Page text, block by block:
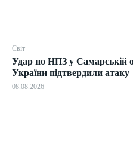
Світ
Удар по НПЗ у Самарській
України підтвердили атаку
08.08.2026